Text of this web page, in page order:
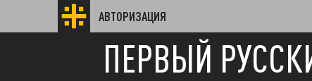
АВТОРИЗАЦИЯ
ПЕРВЫЙ